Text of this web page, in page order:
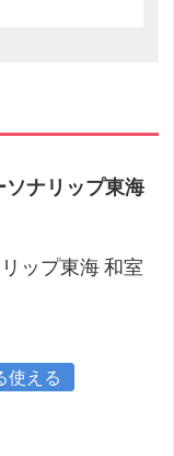
ナリップ東海
ップ東海 和室
使える